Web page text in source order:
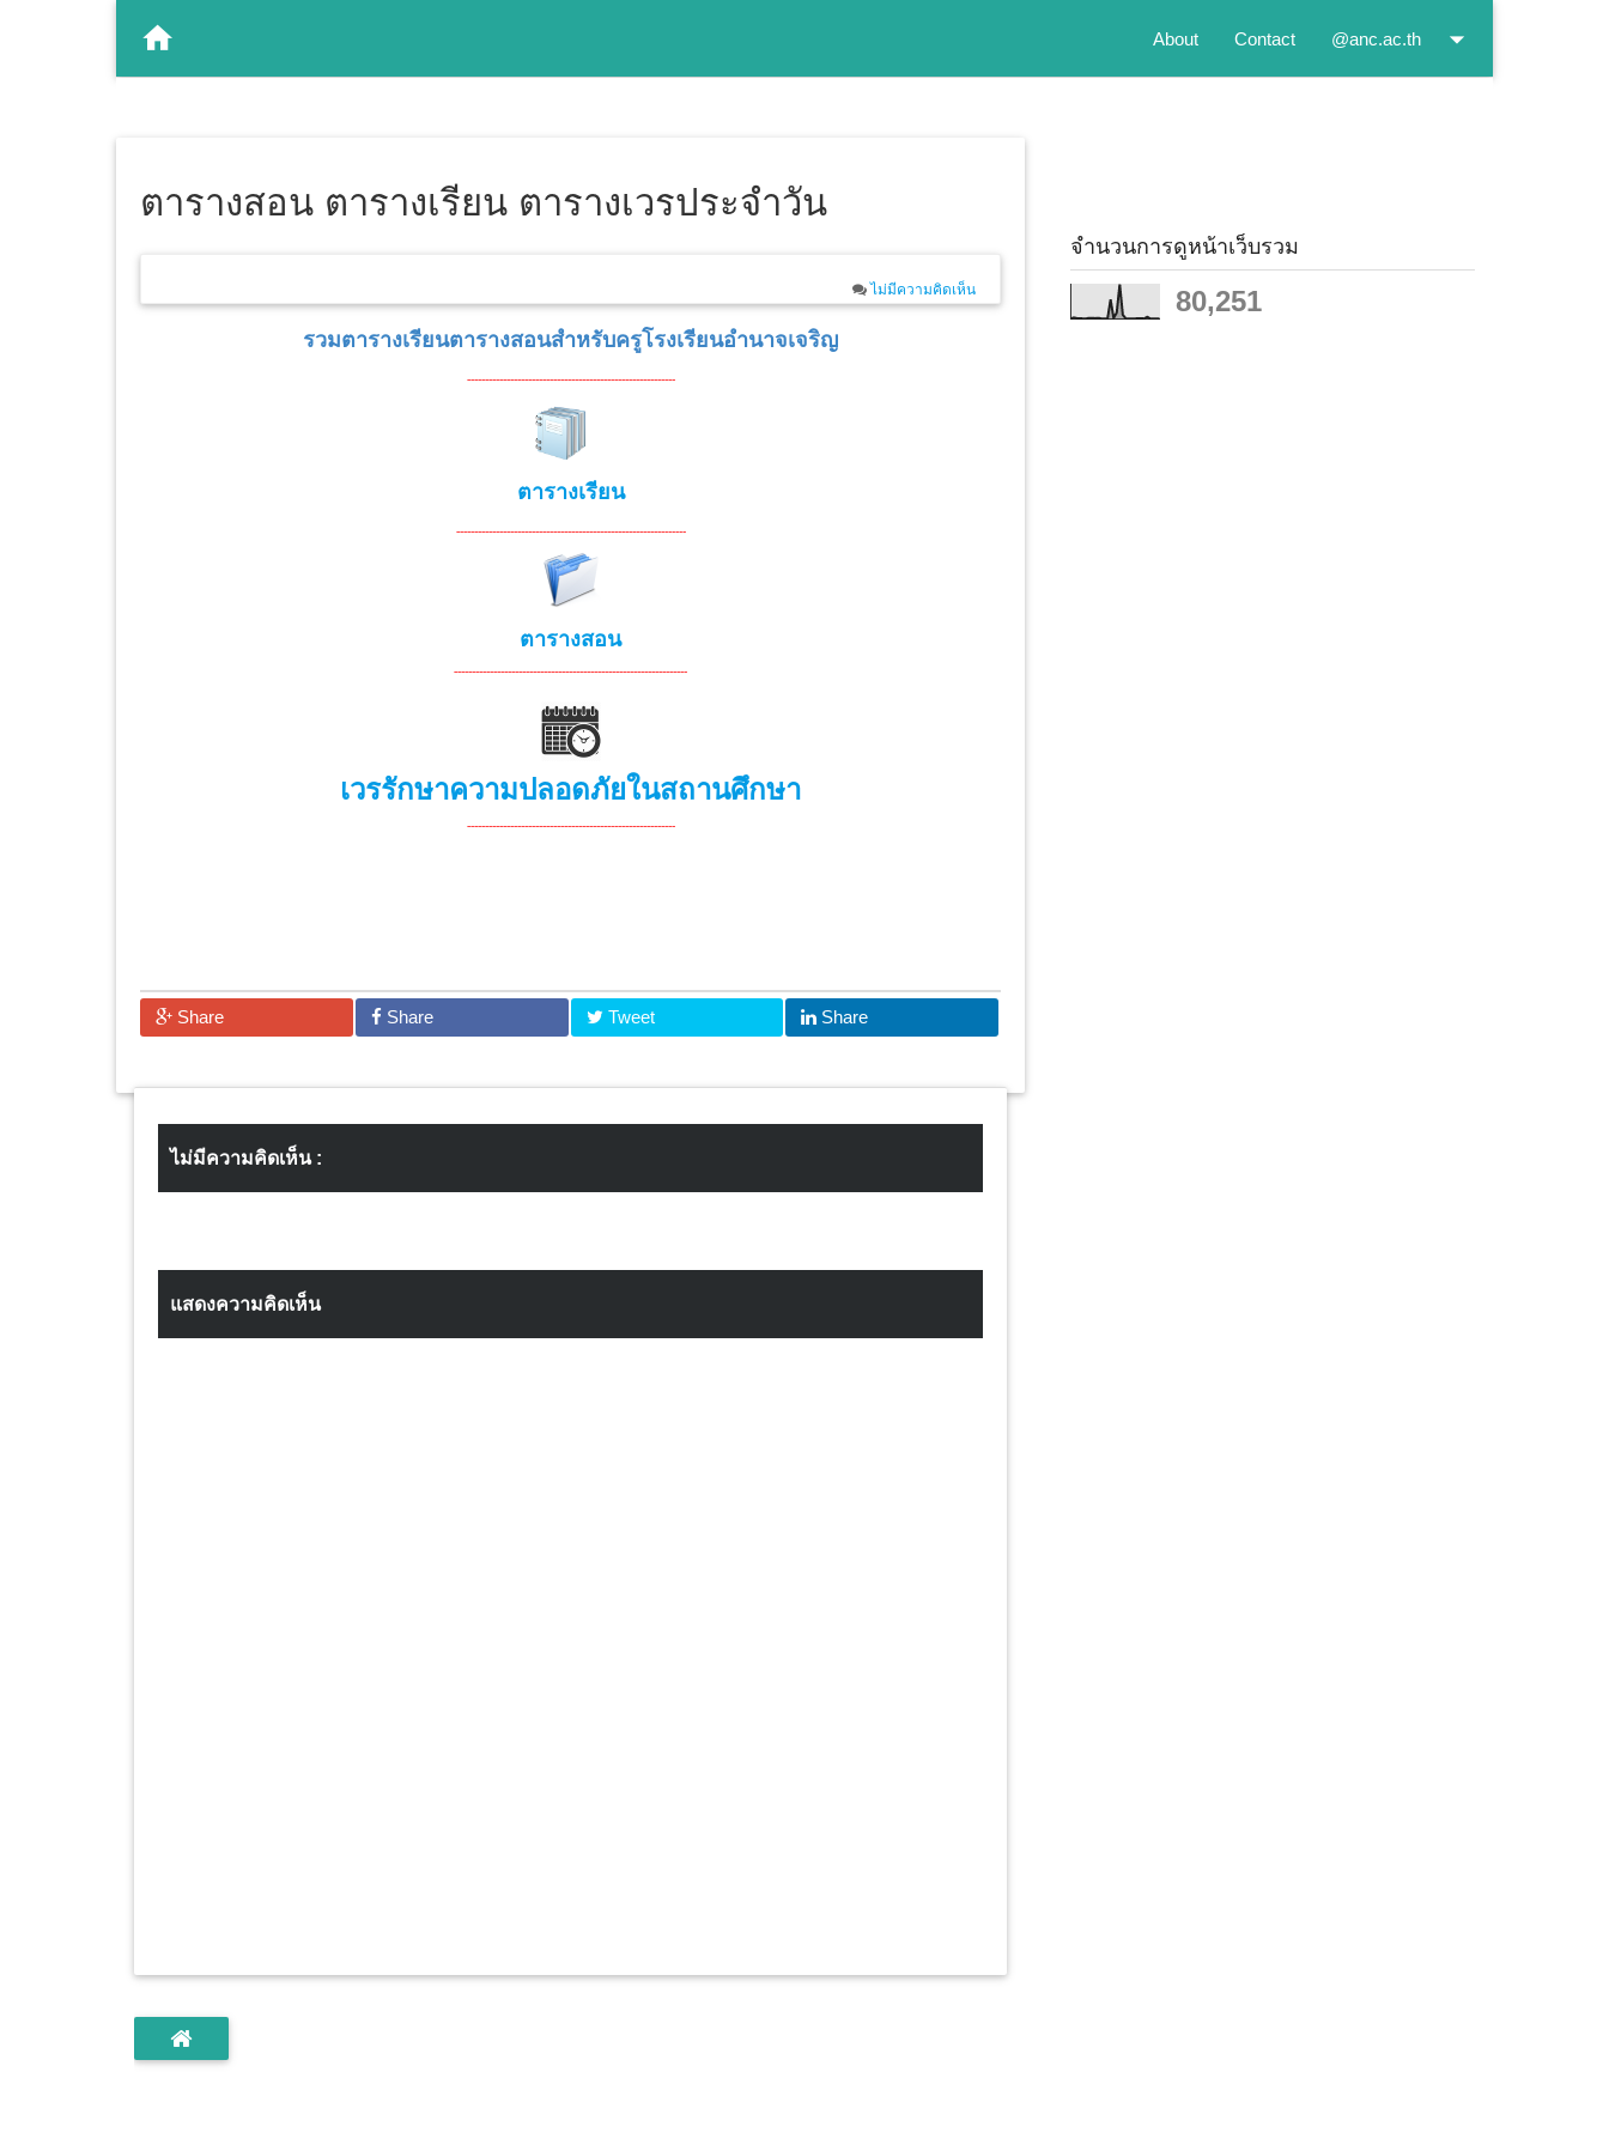
About Contact @anc.ac.th
ตารางสอน ตารางเรียน ตารางเวรประจำวัน
ไม่มีความคิดเห็น
รวมตารางเรียนตารางสอนสำหรับครูโรงเรียนอำนาจเจริญ
----------------------------------------------------------
ตารางเรียน
----------------------------------------------------------------
ตารางสอน
-----------------------------------------------------------------
เวรรักษาความปลอดภัยในสถานศึกษา
----------------------------------------------------------
Share Share Tweet Share
ไม่มีความคิดเห็น :
แสดงความคิดเห็น
จำนวนการดูหน้าเว็บรวม
80,251